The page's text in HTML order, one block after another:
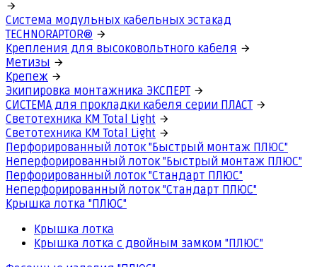
Система модульных кабельных эстакад
TECHNORAPTOR®
Крепления для высоковольтного кабеля
Метизы
Крепеж
Экипировка монтажника ЭКСПЕРТ
СИСТЕМА для прокладки кабеля серии ПЛАСТ
Светотехника КМ Total Light
Светотехника КМ Total Light
Перфорированный лоток "Быстрый монтаж ПЛЮС"
Неперфорированный лоток "Быстрый монтаж ПЛЮС"
Перфорированный лоток "Стандарт ПЛЮС"
Неперфорированный лоток "Стандарт ПЛЮС"
Крышка лотка "ПЛЮС"
Крышка лотка
Крышка лотка с двойным замком "ПЛЮС"